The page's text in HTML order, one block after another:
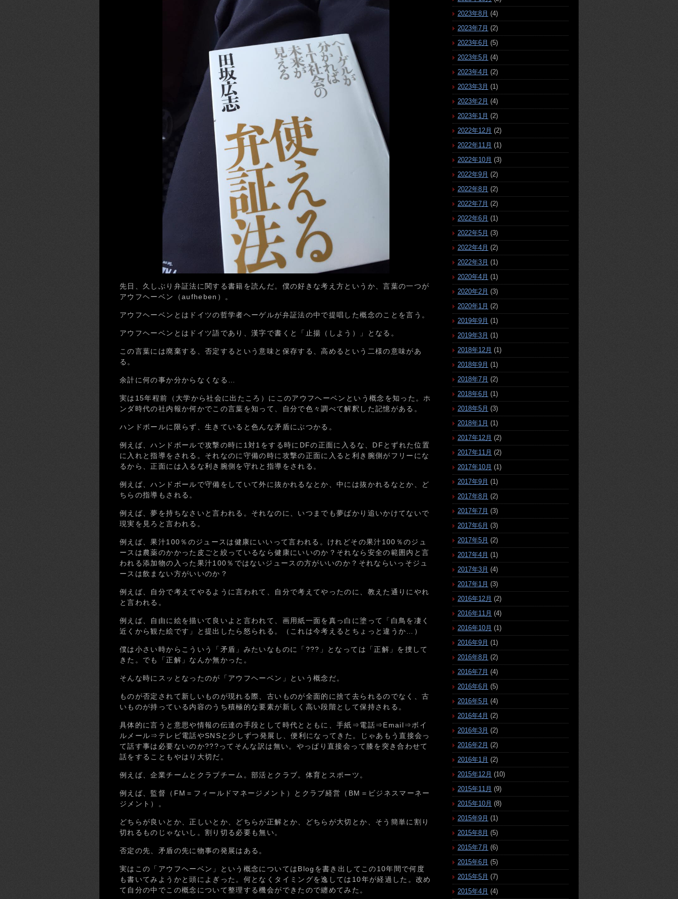
先日、久しぶり弁証法に関する書籍を読んだ。僕の好きな考え方というか、言葉の一つが
アウフヘーベン（aufheben）。
アウフヘーベンとはドイツの哲学者ヘーゲルが弁証法の中で提唱した概念のことを言う。
アウフヘーベンとはドイツ語であり、漢字で書くと「止揚（しよう）」となる。
この言葉には廃棄する、否定するという意味と保存する、高めるという二様の意味があ
る。
余計に何の事か分からなくなる…
実は15年程前（大学から社会に出たころ）にこのアウフヘーベンという概念を知った。ホ
ンダ時代の社内報か何かでこの言葉を知って、自分で色々調べて解釈した記憶がある。
ハンドボールに限らず、生きていると色んな矛盾にぶつかる。
例えば、ハンドボールで攻撃の時に1対1をする時にDFの正面に入るな、DFとずれた位置
に入れと指導をされる。それなのに守備の時に攻撃の正面に入ると利き腕側がフリーにな
るから、正面には入るな利き腕側を守れと指導をされる。
例えば、ハンドボールで守備をしていて外に抜かれるなとか、中には抜かれるなとか、ど
ちらの指導もされる。
例えば、夢を持ちなさいと言われる。それなのに、いつまでも夢ばかり追いかけてないで
現実を見ろと言われる。
例えば、果汁100％のジュースは健康にいいって言われる。けれどその果汁100％のジュ
ースは農薬のかかった皮ごと絞っているなら健康にいいのか？それなら安全の範囲内と言
われる添加物の入った果汁100％ではないジュースの方がいいのか？それならいっそジュ
ースは飲まない方がいいのか？
例えば、自分で考えてやるように言われて、自分で考えてやったのに、教えた通りにやれ
と言われる。
例えば、自由に絵を描いて良いよと言われて、画用紙一面を真っ白に塗って「白鳥を凄く
近くから観た絵です」と提出したら怒られる。（これは今考えるとちょっと違うか…）
僕は小さい時からこういう「矛盾」みたいなものに「???」となっては「正解」を捜して
きた。でも「正解」なんか無かった。
そんな時にスッとなったのが「アウフヘーベン」という概念だ。
ものが否定されて新しいものが現れる際、古いものが全面的に捨て去られるのでなく、古
いものが持っている内容のうち積極的な要素が新しく高い段階として保持される。
具体的に言うと意思や情報の伝達の手段として時代とともに、手紙⇒電話⇒Email⇒ボイ
ルメール⇒テレビ電話やSNSと少しずつ発展し、便利になってきた。じゃあもう直接会っ
て話す事は必要ないのか???ってそんな訳は無い。やっぱり直接会って膝を突き合わせて
話をすることもやはり大切だ。
例えば、企業チームとクラブチーム。部活とクラブ。体育とスポーツ。
例えば、監督（FM＝フィールドマネージメント）とクラブ経営（BM＝ビジネスマーネー
ジメント）。
どちらが良いとか、正しいとか、どちらが正解とか、どちらが大切とか、そう簡単に割り
切れるものじゃないし。割り切る必要も無い。
否定の先、矛盾の先に物事の発展はある。
実はこの「アウフヘーベン」という概念についてはBlogを書き出してこの10年間で何度
も書いてみようかと頭によぎった。何となくタイミングを逸しては10年が経過した。改め
て自分の中でこの概念について整理する機会ができたので纏めてみた。
2023年8月 (4)
2023年7月 (2)
2023年6月 (5)
2023年5月 (4)
2023年4月 (2)
2023年3月 (1)
2023年2月 (4)
2023年1月 (2)
2022年12月 (2)
2022年11月 (1)
2022年10月 (3)
2022年9月 (2)
2022年8月 (2)
2022年7月 (2)
2022年6月 (1)
2022年5月 (3)
2022年4月 (2)
2022年3月 (1)
2020年4月 (1)
2020年2月 (3)
2020年1月 (2)
2019年9月 (1)
2019年3月 (1)
2018年12月 (1)
2018年9月 (1)
2018年7月 (2)
2018年6月 (1)
2018年5月 (3)
2018年1月 (1)
2017年12月 (2)
2017年11月 (2)
2017年10月 (1)
2017年9月 (1)
2017年8月 (2)
2017年7月 (3)
2017年6月 (3)
2017年5月 (2)
2017年4月 (1)
2017年3月 (4)
2017年1月 (3)
2016年12月 (2)
2016年11月 (4)
2016年10月 (1)
2016年9月 (1)
2016年8月 (2)
2016年7月 (4)
2016年6月 (5)
2016年5月 (4)
2016年4月 (2)
2016年3月 (2)
2016年2月 (2)
2016年1月 (2)
2015年12月 (10)
2015年11月 (9)
2015年10月 (8)
2015年9月 (1)
2015年8月 (5)
2015年7月 (6)
2015年6月 (5)
2015年5月 (7)
2015年4月 (4)